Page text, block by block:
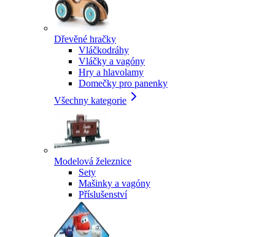
Dřevěné hračky
Vláčkodráhy
Vláčky a vagóny
Hry a hlavolamy
Domečky pro panenky
Všechny kategorie
Modelová železnice
Sety
Mašinky a vagóny
Příslušenství